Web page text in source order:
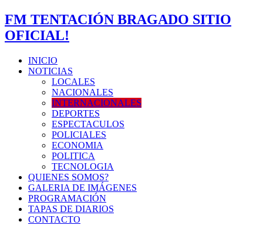
FM TENTACIÓN BRAGADO SITIO
OFICIAL!
INICIO
NOTICIAS
LOCALES
NACIONALES
INTERNACIONALES
DEPORTES
ESPECTACULOS
POLICIALES
ECONOMIA
POLITICA
TECNOLOGIA
QUIENES SOMOS?
GALERIA DE IMÁGENES
PROGRAMACIÓN
TAPAS DE DIARIOS
CONTACTO